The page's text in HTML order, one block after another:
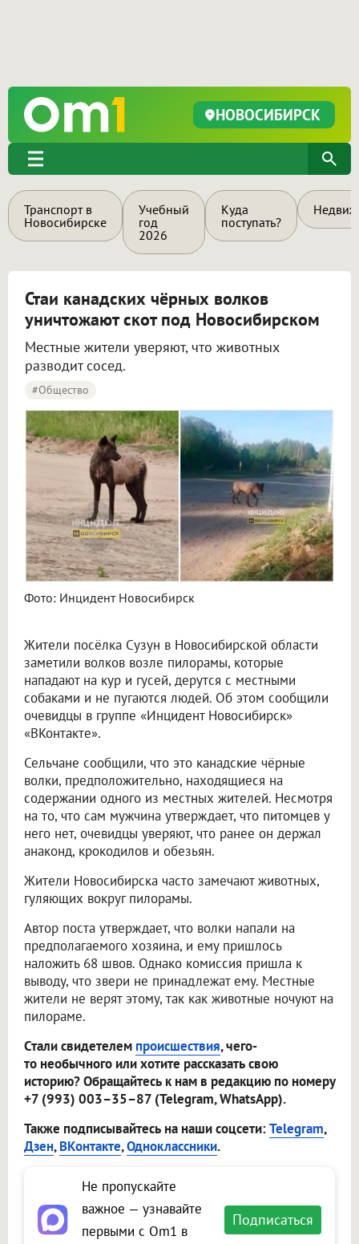
НОВОСИБИРСК
Транспорт в
Новосибирске
Учебный
год
2026
Куда
поступать?
Стаи канадских чёрных волков
уничтожают скот под Новосибирском
Местные жители уверяют, что животных
разводит сосед.
#Общество
Фото: Инцидент Новосибирск
Жители посёлка Сузун в Новосибирской области
заметили волков возле пилорамы, которые
нападают на кур и гусей, дерутся с местными
собаками и не пугаются людей. Об этом сообщили
очевидцы в группе «Инцидент Новосибирск»
«ВКонтакте».
Сельчане сообщили, что это канадские чёрные
волки, предположительно, находящиеся на
содержании одного из местных жителей. Несмотря
на то, что сам мужчина утверждает, что питомцев у
него нет, очевидцы уверяют, что ранее он держал
анаконд, крокодилов и обезьян.
Жители Новосибирска часто замечают животных,
гуляющих вокруг пилорамы.
Автор поста утверждает, что волки напали на
предполагаемого хозяина, и ему пришлось
наложить 68 швов. Однако комиссия пришла к
выводу, что звери не принадлежат ему. Местные
жители не верят этому, так как животные ночуют на
пилораме.
Стали свидетелем происшествия, чего-
то необычного или хотите рассказать свою
историю? Обращайтесь к нам в редакцию по номеру
+7 (993) 003–35–87 (Telegram, WhatsApp).
Также подписывайтесь на наши соцсети:Telegram,
Дзен,ВКонтакте,Одноклассники.
Не пропускайте
важное — узнавайте
первыми с Om1 в
Подписаться